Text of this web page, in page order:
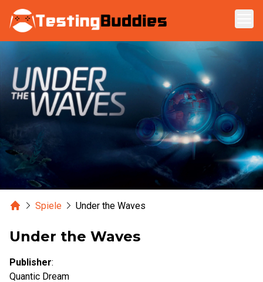
Zum Hauptinhalt springen
HomeSpiele Under the Waves
Under the Waves
Publisher:
Quantic Dream